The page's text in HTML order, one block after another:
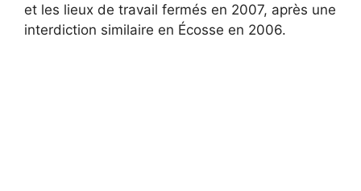
et les lieux de travail fermés en 2007, après une
interdiction similaire en Écosse en 2006.